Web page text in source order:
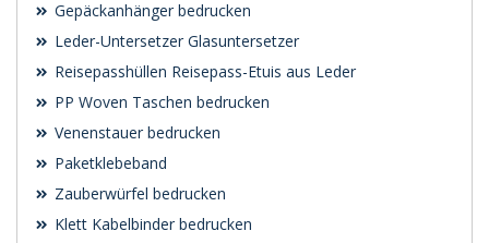
Gepäckanhänger bedrucken
Leder-Untersetzer Glasuntersetzer
Reisepasshüllen Reisepass-Etuis aus Leder
PP Woven Taschen bedrucken
Venenstauer bedrucken
Paketklebeband
Zauberwürfel bedrucken
Klett Kabelbinder bedrucken